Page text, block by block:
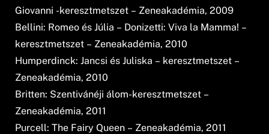
Giovanni -keresztmetszet – Zeneakadémia, 2009
Bellini: Romeo és Júlia – Donizetti: Viva la Mamma! –
keresztmetszet – Zeneakadémia, 2010
Humperdinck: Jancsi és Juliska – keresztmetszet –
Zeneakadémia, 2010
Britten: Szentivánéji álom-keresztmetszet –
Zeneakadémia, 2011
Purcell: The Fairy Queen – Zeneakadémia, 2011